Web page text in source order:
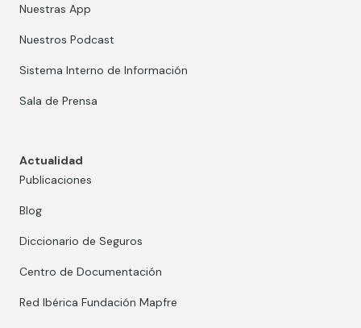
Nuestras App
Nuestros Podcast
Sistema Interno de Información
Sala de Prensa
Actualidad
Publicaciones
Blog
Diccionario de Seguros
Centro de Documentación
Red Ibérica Fundación Mapfre